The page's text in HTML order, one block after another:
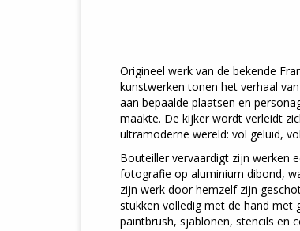
Origineel werk van de bekende
kunstwerken tonen het verhaal
aan bepaalde plaatsen en
maakte. De kijker wordt verleidt
ultramoderne wereld: vol geluid,
Bouteiller vervaardigt zijn werken
fotografie op aluminium dibond,
zijn werk door hemzelf zijn
stukken volledig met de hand met
paintbrush, sjablonen, stencils en